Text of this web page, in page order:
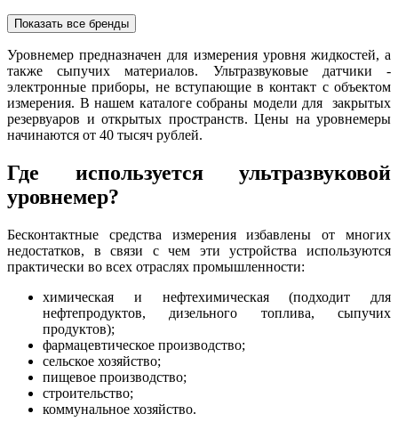
Показать все бренды
Уровнемер предназначен для измерения уровня жидкостей, а
также сыпучих материалов. Ультразвуковые датчики -
электронные приборы, не вступающие в контакт с объектом
измерения. В нашем каталоге собраны модели для закрытых
резервуаров и открытых пространств. Цены на уровнемеры
начинаются от 40 тысяч рублей.
Где используется ультразвуковой
уровнемер?
Бесконтактные средства измерения избавлены от многих
недостатков, в связи с чем эти устройства используются
практически во всех отраслях промышленности:
химическая и нефтехимическая (подходит для
нефтепродуктов, дизельного топлива, сыпучих
продуктов);
фармацевтическое производство;
сельское хозяйство;
пищевое производство;
строительство;
коммунальное хозяйство.